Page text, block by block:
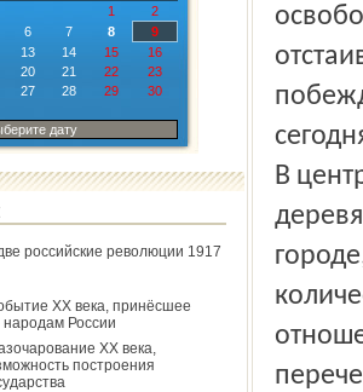
1
2
6 7 8
9
13 14 15
16
20 21 22
23
27 28 29
30
дату
российские революции 1917
ХХ века, принёсшее
народам России
ХХ века,
построения
В